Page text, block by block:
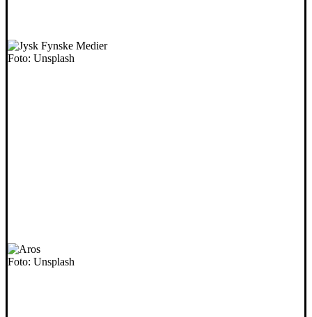
Foto: Unsplash
Foto: Unsplash